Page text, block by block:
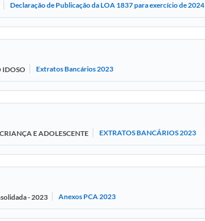
Declaração de Publicação da LOA 1837 para exercício de 2024
IDOSO Extratos Bancários 2023
E ADOLESCENTE EXTRATOS BANCÁRIOS 2023
- 2023 Anexos PCA 2023